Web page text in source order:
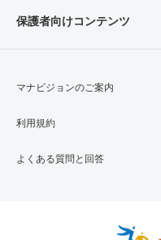
保護者向けコンテンツ
マナビジョンのご案内
利用規約
よくある質問と回答